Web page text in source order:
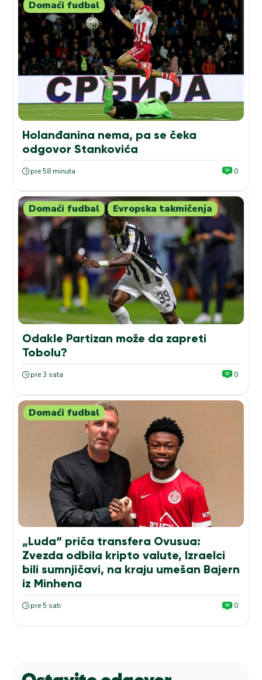
Domaći fudbal
Holanđanina nema, pa se čeka
odgovor Stankovića
pre 58 minuta 0
Domaći fudbal Evropska takmičenja
Odakle Partizan može da zapreti
Tobolu?
pre 3 sata 0
Domaći fudbal
„Luda“ priča transfera Ovusua:
Zvezda odbila kripto valute, Izraelci
bili sumnjičavi, na kraju umešan Bajern
iz Minhena
pre 5 sati 0